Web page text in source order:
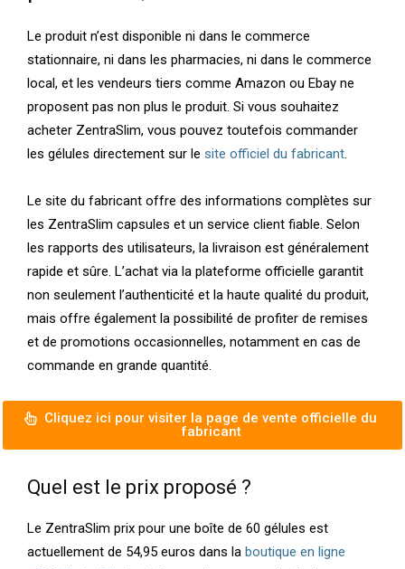
Le produit n’est disponible ni dans le commerce
stationnaire, ni dans les pharmacies, ni dans le commerce
local, et les vendeurs tiers comme Amazon ou Ebay ne
proposent pas non plus le produit. Si vous souhaitez
acheter ZentraSlim, vous pouvez toutefois commander
les gélules directement sur le site officiel du fabricant.
Le site du fabricant offre des informations complètes sur
les ZentraSlim capsules et un service client fiable. Selon
les rapports des utilisateurs, la livraison est généralement
rapide et sûre. L’achat via la plateforme officielle garantit
non seulement l’authenticité et la haute qualité du produit,
mais offre également la possibilité de profiter de remises
et de promotions occasionnelles, notamment en cas de
commande en grande quantité.
Cliquez ici pour visiter la page de vente officielle du
fabricant
Quel est le prix proposé ?
Le ZentraSlim prix pour une boîte de 60 gélules est
actuellement de 54,95 euros dans la boutique en ligne